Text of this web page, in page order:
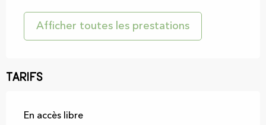
Afficher toutes les prestations
Tarifs
En accès libre